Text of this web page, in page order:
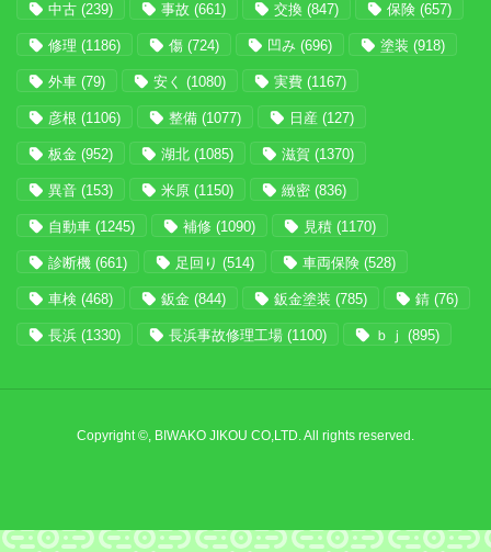
中古 (239) 事故 (661) 交換 (847) 保険 (657)
修理 (1186) 傷 (724) 凹み (696) 塗装 (918)
外車 (79) 安く (1080) 実費 (1167)
彦根 (1106) 整備 (1077) 日産 (127)
板金 (952) 湖北 (1085) 滋賀 (1370)
異音 (153) 米原 (1150) 緻密 (836)
自動車 (1245) 補修 (1090) 見積 (1170)
診断機 (661) 足回り (514) 車両保険 (528)
車検 (468) 鈑金 (844) 鈑金塗装 (785) 錆 (76)
長浜 (1330) 長浜事故修理工場 (1100) ｂｊ (895)
Copyright ©, BIWAKO JIKOU CO,LTD. All rights reserved.